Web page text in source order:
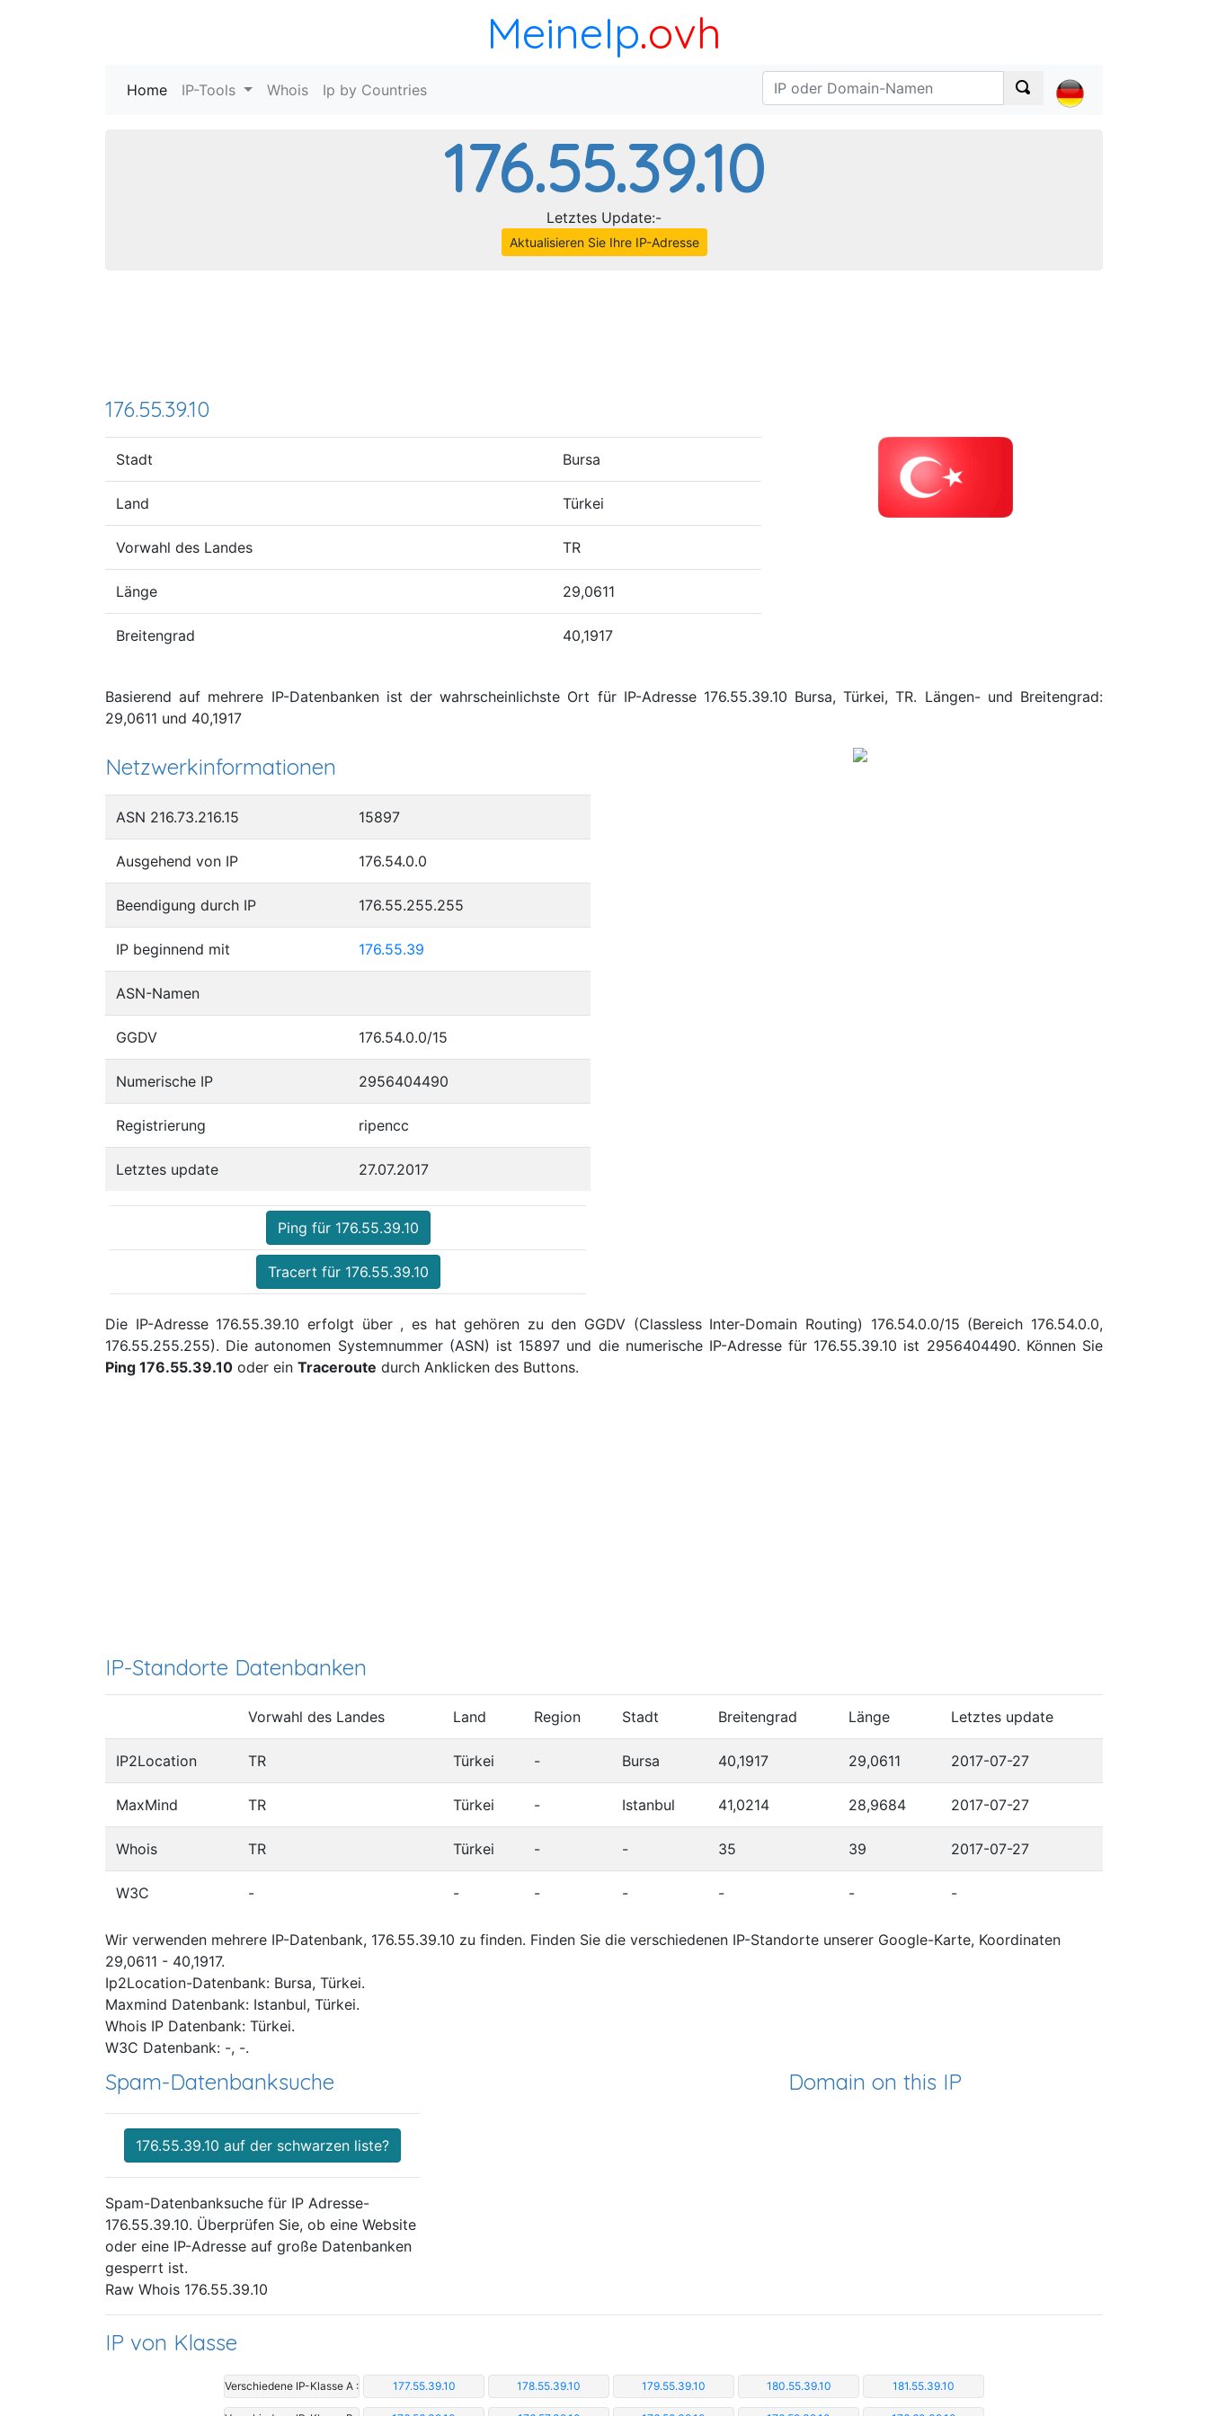
MeineIp.ovh
Home (current)
IP-Tools Whois Ip by Countries
176.55.39.10
Letztes Update:-
Aktualisieren Sie Ihre IP-Adresse
176.55.39.10
Stadt Bursa
Land Türkei
Vorwahl des Landes TR
Länge 29,0611
Breitengrad 40,1917
Basierend auf mehrere IP-Datenbanken ist der wahrscheinlichste Ort für IP-Adresse 176.55.39.10 Bursa, Türkei, TR. Längen- und Breitengrad:
29,0611 und 40,1917
Netzwerkinformationen
ASN 216.73.216.15 15897
Ausgehend von IP 176.54.0.0
Beendigung durch IP 176.55.255.255
IP beginnend mit 176.55.39
ASN-Namen
GGDV 176.54.0.0/15
Numerische IP 2956404490
Registrierung ripencc
Letztes update 27.07.2017
Ping für 176.55.39.10
Tracert für 176.55.39.10
Die IP-Adresse 176.55.39.10 erfolgt über , es hat gehören zu den GGDV (Classless Inter-Domain Routing) 176.54.0.0/15 (Bereich 176.54.0.0,
176.55.255.255). Die autonomen Systemnummer (ASN) ist 15897 und die numerische IP-Adresse für 176.55.39.10 ist 2956404490. Können Sie
Ping 176.55.39.10 oder ein Traceroute durch Anklicken des Buttons.
IP-Standorte Datenbanken
Vorwahl des Landes Land Region Stadt Breitengrad Länge Letztes update
IP2Location TR Türkei - Bursa 40,1917 29,0611 2017-07-27
MaxMind TR Türkei - Istanbul 41,0214 28,9684 2017-07-27
Whois TR Türkei - - 35 39 2017-07-27
W3C - - - - - - -
Wir verwenden mehrere IP-Datenbank, 176.55.39.10 zu finden. Finden Sie die verschiedenen IP-Standorte unserer Google-Karte, Koordinaten
29,0611 - 40,1917.
Ip2Location-Datenbank: Bursa, Türkei.
Maxmind Datenbank: Istanbul, Türkei.
Whois IP Datenbank: Türkei.
W3C Datenbank: -, -.
Spam-Datenbanksuche
176.55.39.10 auf der schwarzen liste?
Spam-Datenbanksuche für IP Adresse-
176.55.39.10. Überprüfen Sie, ob eine Website
oder eine IP-Adresse auf große Datenbanken
gesperrt ist.
Domain on this IP
Raw Whois 176.55.39.10
IP von Klasse
Verschiedene IP-Klasse A : 177.55.39.10 178.55.39.10 179.55.39.10 180.55.39.10 181.55.39.10